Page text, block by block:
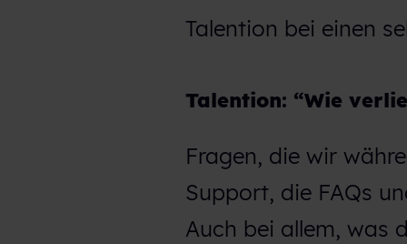
h
Talention bei einen
Talention: “Wie
Fragen, die wir
Support, die FAQs
Auch bei allem, was